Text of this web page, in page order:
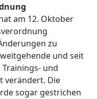
am 12. Oktober
zu
und seit
und
verändert. Die
sogar gestrichen